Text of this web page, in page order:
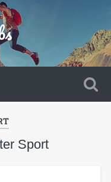
Sport